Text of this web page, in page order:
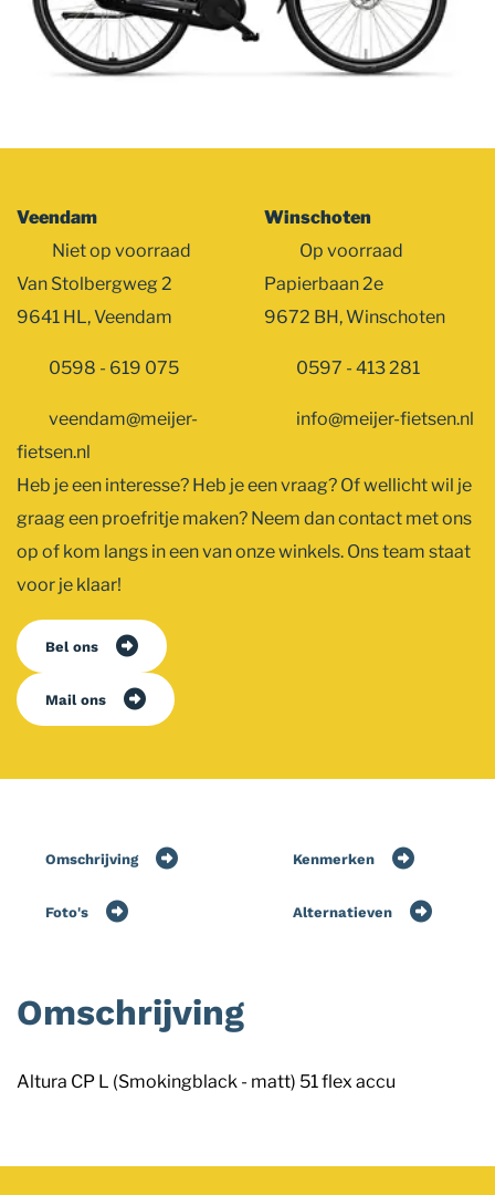
Veendam
Niet op voorraad
Van Stolbergweg 2
9641 HL, Veendam
0598 - 619 075
veendam@meijer-
fietsen.nl
Winschoten
Op voorraad
Papierbaan 2e
9672 BH, Winschoten
0597 - 413 281
info@meijer-fietsen.nl
Heb je een interesse? Heb je een vraag? Of wellicht wil je
graag een proefritje maken? Neem dan contact met ons
op of kom langs in een van onze winkels. Ons team staat
voor je klaar!
Bel ons
Mail ons
Omschrijving Kenmerken
Foto's Alternatieven
Omschrijving
Altura CP L (Smokingblack - matt) 51 flex accu